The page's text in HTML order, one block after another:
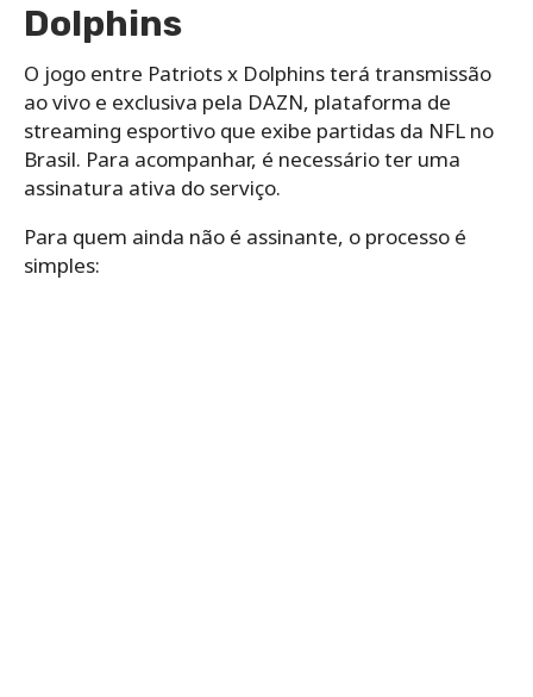
Dolphins
O jogo entre Patriots x Dolphins terá transmissão
ao vivo e exclusiva pela DAZN, plataforma de
streaming esportivo que exibe partidas da NFL no
Brasil. Para acompanhar, é necessário ter uma
assinatura ativa do serviço.
Para quem ainda não é assinante, o processo é
simples: